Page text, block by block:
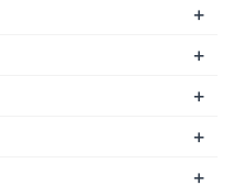
+
+
+
+
+